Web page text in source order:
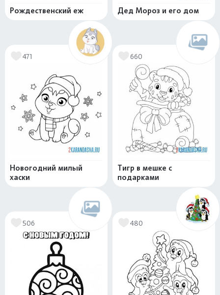
Рождественский еж Дед Мороз и его дом
471
Новогодний милый
хаски
660
Тигр в мешке с
подарками
506 480